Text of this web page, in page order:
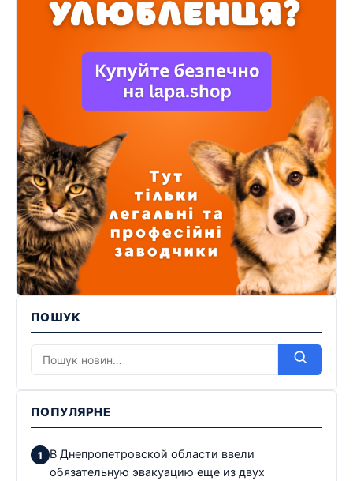
ПОШУК
ПОПУЛЯРНЕ
В Днепропетровской области ввели
обязательную эвакуацию еще из двух